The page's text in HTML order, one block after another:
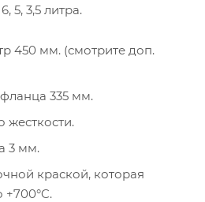
5, 3,5 литра.
450 мм. (смотрите доп.
335 мм.
жесткости.
3 мм.
краской, которая